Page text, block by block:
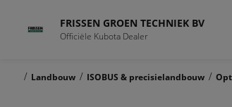
FRISSEN GROEN TECHNIEK BV
Officiële Kubota Dealer
/ Landbouw / ISOBUS & precisielandbouw /